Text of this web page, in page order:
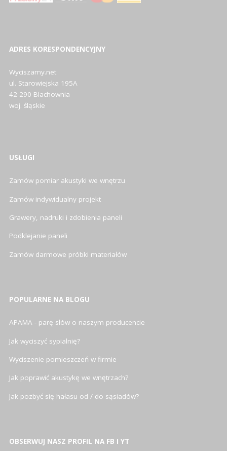
ADRES KORESPONDENCYJNY
Wyciszamy.net
ul. Starowiejska 195A
42-290 Blachownia
woj. śląskie
USŁUGI
Zamów pomiar akustyki we wnętrzu
Zamów indywidualny projekt
Grawery, nadruki i zdobienia paneli
Podklejanie paneli
Zamów darmowe próbki materiałów
POPULARNE NA BLOGU
APAMA - parę słów o naszym producencie
Jak wyciszyć sypialnię?
Wyciszenie pomieszczeń w firmie
Jak poprawić akustykę we wnętrzach?
Jak pozbyć się hałasu od / do sąsiadów?
OBSERWUJ NASZ PROFIL NA FB I YT